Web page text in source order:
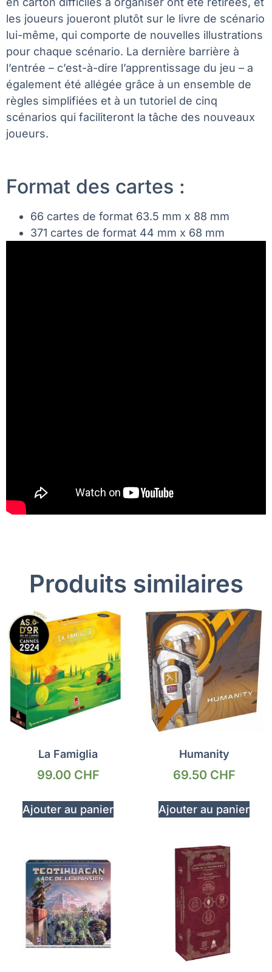
les joueurs joueront plutôt sur le livre de scénario
lui-même, qui comporte de nouvelles illustrations
pour chaque scénario. La dernière barrière à
l’entrée – c’est-à-dire l’apprentissage du jeu – a
également été allégée grâce à un ensemble de
règles simplifiées et à un tutoriel de cinq
scénarios qui faciliteront la tâche des nouveaux
joueurs.
Format des cartes :
66 cartes de format 63.5 mm x 88 mm
371 cartes de format 44 mm x 68 mm
Produits similaires
La Famiglia
99.00 CHF
Ajouter au panier
Humanity
69.50 CHF
Ajouter au panier